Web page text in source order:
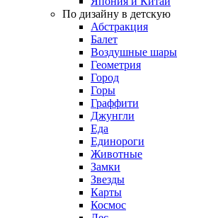
По дизайну в детскую
Абстракция
Балет
Воздушные шары
Геометрия
Город
Горы
Граффити
Джунгли
Еда
Единороги
Животные
Замки
Звезды
Карты
Космос